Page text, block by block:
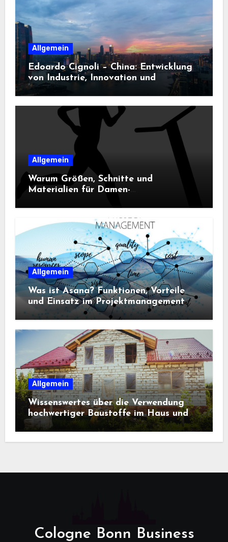
Allgemein
Edoardo Cignoli – China: Entwicklung
von Industrie, Innovation und
Technologie
Allgemein
Warum Größen, Schnitte und
Materialien für Damen-
Allgemein
Was ist Asana? Funktionen, Vorteile
und Einsatz im Projektmanagement
Allgemein
Wissenswertes über die Verwendung
hochwertiger Baustoffe im Haus und
beim Hausbau
Cologne Bonn Business